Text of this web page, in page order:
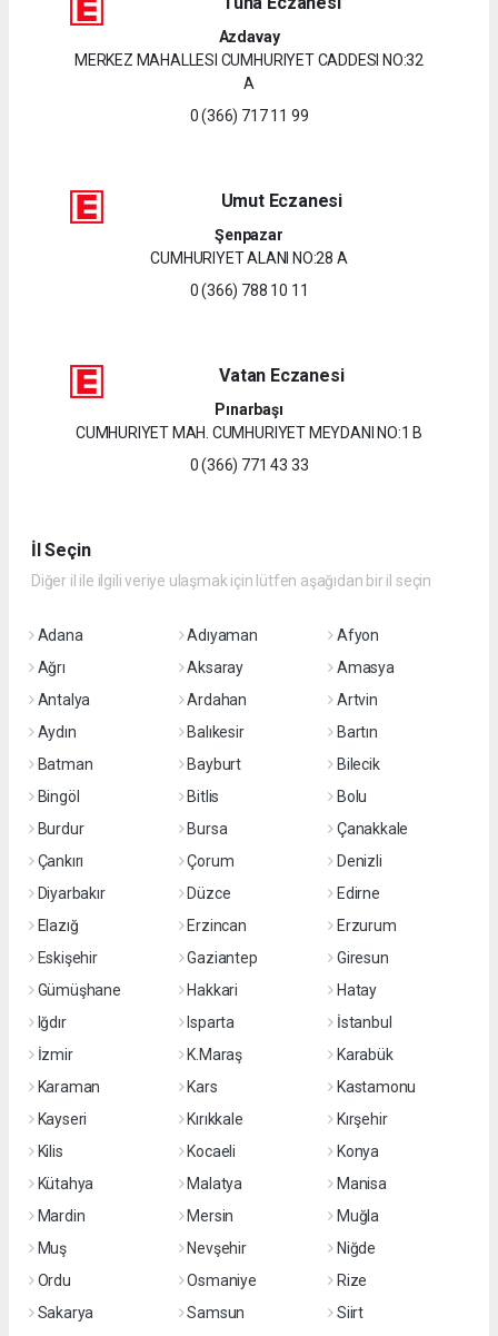
Azdavay
MERKEZ MAHALLESI CUMHURIYET CADDESI NO:32
A
0 (366) 717 11 99
Umut Eczanesi
Şenpazar
CUMHURIYET ALANI NO:28 A
0 (366) 788 10 11
Vatan Eczanesi
Pınarbaşı
CUMHURIYET MAH. CUMHURIYET MEYDANI NO:1 B
0 (366) 771 43 33
İl Seçin
Diğer il ile ilgili veriye ulaşmak için lütfen aşağıdan bir il seçin
Adana Adıyaman
Afyon
Ağrı
Aksaray
Amasya
Antalya
Ardahan
Artvin
Aydın
Balıkesir
Bartın
Batman
Bayburt
Bilecik
Bingöl
Bitlis
Bolu
Burdur
Bursa
Çanakkale
Çankırı
Çorum
Denizli
Diyarbakır
Düzce
Edirne
Elazığ
Erzincan
Erzurum
Eskişehir
Gaziantep
Giresun
Gümüşhane
Hakkari
Hatay
Iğdır
Isparta
İstanbul
İzmir
K.Maraş
Karabük
Karaman
Kars
Kastamonu
Kayseri
Kırıkkale
Kırşehir
Kilis
Kocaeli
Konya
Kütahya
Malatya
Manisa
Mardin
Mersin
Muğla
Muş
Nevşehir
Niğde
Ordu
Osmaniye
Rize
Sakarya
Samsun
Siirt